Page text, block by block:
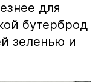
для
бутерброд
зеленью и